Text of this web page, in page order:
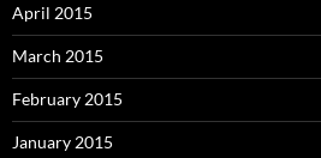
April 2015
March 2015
February 2015
January 2015